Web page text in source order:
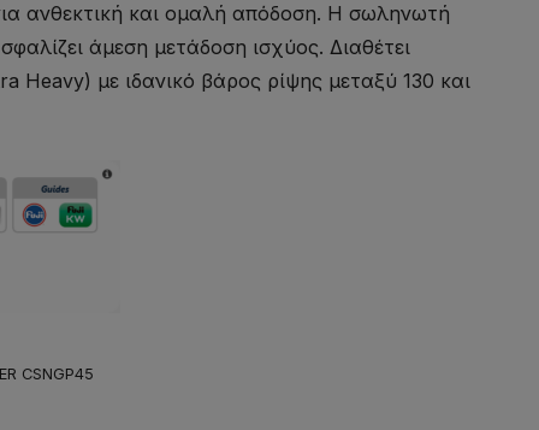
ανθεκτική και ομαλή απόδοση. Η σωληνωτή
άμεση μετάδοση ισχύος. Διαθέτει
Heavy) με ιδανικό βάρος ρίψης μεταξύ 130 και
CSNGP45